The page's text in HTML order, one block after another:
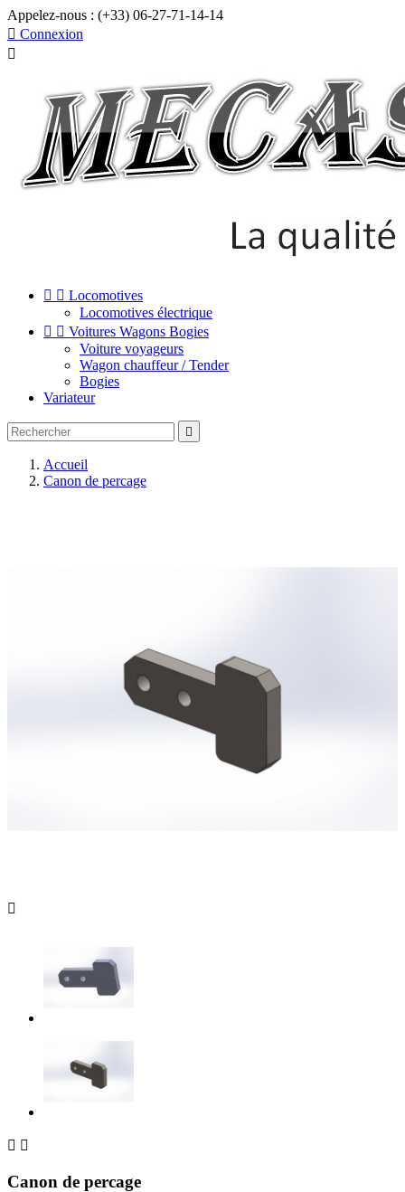
Appelez-nous : (+33) 06-27-71-14-14
 Connexion

  Locomotives
Locomotives électrique
  Voitures Wagons Bogies
Voiture voyageurs
Wagon chauffeur / Tender
Bogies
Variateur

Accueil
Canon de percage

 
Canon de percage